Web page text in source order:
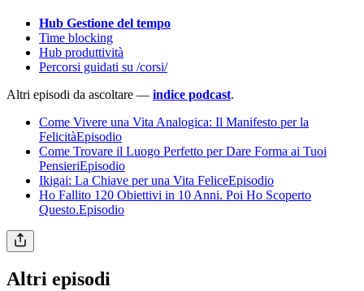
Hub Gestione del tempo
Time blocking
Hub produttività
Percorsi guidati su /corsi/
Altri episodi da ascoltare — indice podcast.
Come Vivere una Vita Analogica: Il Manifesto per la
FelicitàEpisodio
Come Trovare il Luogo Perfetto per Dare Forma ai Tuoi
PensieriEpisodio
Ikigai: La Chiave per una Vita FeliceEpisodio
Ho Fallito 120 Obiettivi in 10 Anni. Poi Ho Scoperto
Questo.Episodio
Altri episodi